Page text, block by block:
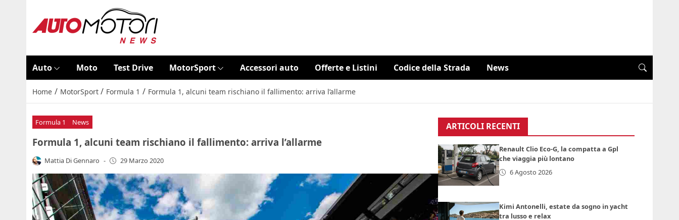
Auto Moto Test Drive MotorSport Accessori auto Offerte e Listini Codice della Strada News
Home / MotorSport / Formula 1 / Formula 1, alcuni team rischiano il fallimento: arriva l’allarme
Formula 1 News
Formula 1, alcuni team rischiano il fallimento: arriva l’allarme
Mattia Di Gennaro - 29 Marzo 2020
ARTICOLI RECENTI
Renault Clio Eco-G, la compatta a Gpl
che viaggia più lontano
6 Agosto 2026
Kimi Antonelli, estate da sogno in yacht
tra lusso e relax